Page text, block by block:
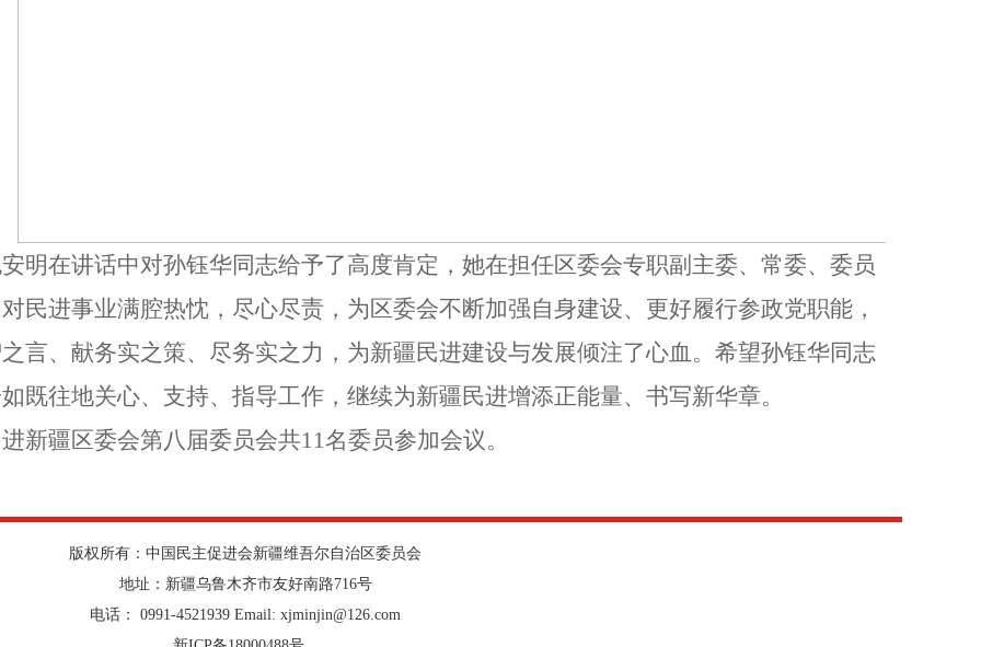
明在讲话中对孙钰华同志给予了高度肯定，她在担任区委会专职副主委、常委、委员
民进事业满腔热忱，尽心尽责，为区委会不断加强自身建设、更好履行参政党职能，
言、献务实之策、尽务实之力，为新疆民进建设与发展倾注了心血。希望孙钰华同志
既往地关心、支持、指导工作，继续为新疆民进增添正能量、书写新华章。
进新疆区委会第八届委员会共11名委员参加会议。
版权所有：中国民主促进会新疆维吾尔自治区委员会
地址：新疆乌鲁木齐市友好南路716号
电话： 0991-4521939 Email: xjminjin@126.com